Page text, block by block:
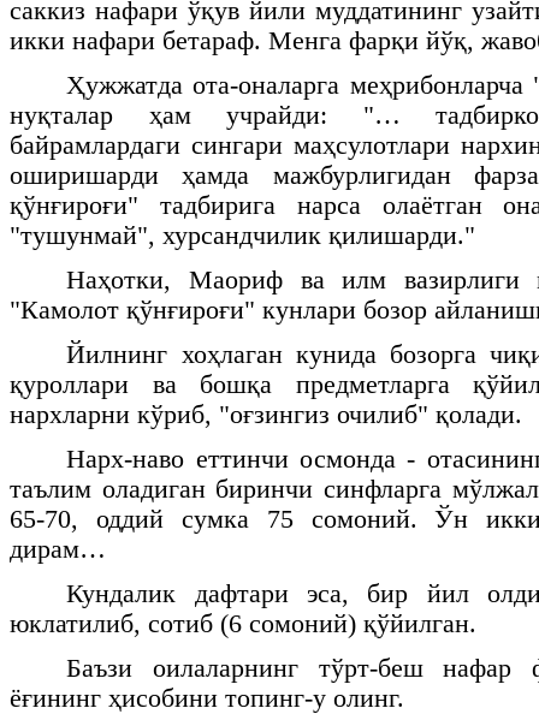
саккиз нафари ўқув йили муддатининг
икки нафари бетараф. Менга фарқи йўқ,
Ҳужжатда ота-оналарга меҳрибонларча
нуқталар ҳам учрайди: "…
байрамлардаги сингари маҳсулотлари
оширишарди ҳамда мажбурлигидан
қўнғироғи" тадбирига нарса олаётган
"тушунмай", хурсандчилик қилишарди."
Наҳотки, Маориф ва илм вазирлиги
"Камолот қўнғироғи" кунлари бозор
Йилнинг хоҳлаган кунида бозорга
қуроллари ва бошқа предметларга
нархларни кўриб, "оғзингиз очилиб" қолади.
Нарх-наво еттинчи осмонда -
таълим оладиган биринчи синфларга
65-70, оддий сумка 75 сомоний. Ўн
дирам…
Кундалик дафтари эса, бир йил
юклатилиб, сотиб (6 сомоний) қўйилган.
Баъзи оилаларнинг тўрт-беш нафар
ёғининг ҳисобини топинг-у олинг.